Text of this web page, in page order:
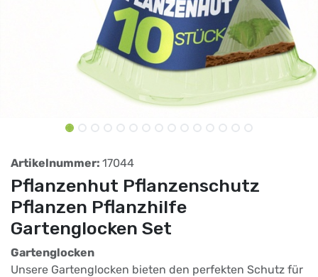
Artikelnummer: 17044
Pflanzenhut Pflanzenschutz
Pflanzen Pflanzhilfe
Gartenglocken Set
Gartenglocken
Unsere Gartenglocken bieten den perfekten Schutz für